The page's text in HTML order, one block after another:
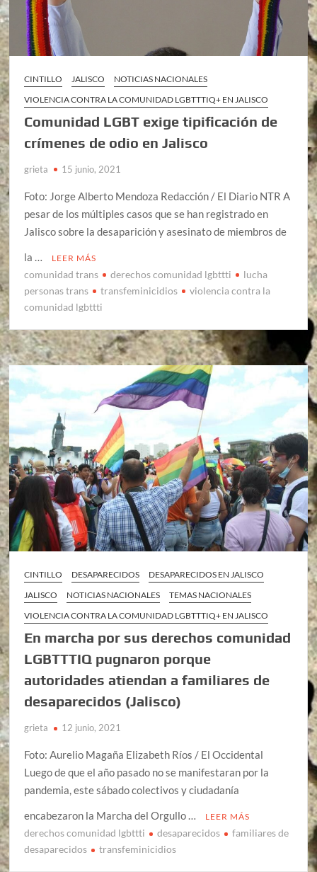
CINTILLO JALISCO
NOTICIAS NACIONALES
VIOLENCIA CONTRA LA COMUNIDAD LGBTTTIQ+ EN JALISCO
Comunidad LGBT exige tipificación de
crímenes de odio en Jalisco
grieta 15 junio, 2021
Foto: Jorge Alberto Mendoza Redacción / El Diario NTR A
pesar de los múltiples casos que se han registrado en
Jalisco sobre la desaparición y asesinato de miembros de
la …
LEER MÁS
comunidad trans derechos comunidad lgbttti
lucha
personas trans
transfeminicidios
violencia contra la
comunidad lgbttti
CINTILLO DESAPARECIDOS
DESAPARECIDOS EN JALISCO
JALISCO
NOTICIAS NACIONALES
TEMAS NACIONALES
VIOLENCIA CONTRA LA COMUNIDAD LGBTTTIQ+ EN JALISCO
En marcha por sus derechos comunidad
LGBTTTIQ pugnaron porque
autoridades atiendan a familiares de
desaparecidos (Jalisco)
grieta 12 junio, 2021
Foto: Aurelio Magaña Elizabeth Ríos / El Occidental
Luego de que el año pasado no se manifestaran por la
pandemia, este sábado colectivos y ciudadanía
encabezaron la Marcha del Orgullo …
LEER MÁS
derechos comunidad lgbttti desaparecidos
familiares de
desaparecidos
transfeminicidios